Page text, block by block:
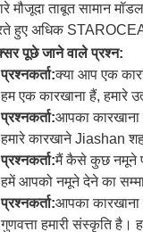
मौजूदा ताबूत सामान
हुए अधिक
पूछे जाने वाले प्रश्न:
क्या आप एक
हम एक कारखाना हैं, हमारे
आपका
हमारे कारखाने Jiashan
मैं कैसे कुछ नमूने
हमें आपको नमूने देने का
आपका कारखाना
गुणवत्ता हमारी संस्कृति है।